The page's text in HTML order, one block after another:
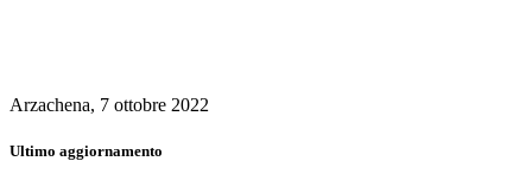
Arzachena, 7 ottobre 2022
Ultimo aggiornamento